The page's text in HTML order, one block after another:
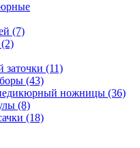
(7)
заточки (11)
(43)
ножницы (36)
(8)
(18)